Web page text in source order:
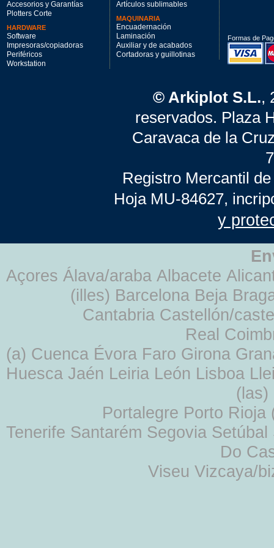
Accesorios y Garantías
Plotters Corte
HARDWARE
Software
Impresoras/copiadoras
Periféricos
Workstation
Artículos sublimables
MAQUINARIA
Encuadernación
Laminación
Auxiliar y de acabados
Cortadoras y guillotinas
Formas de
© Arkiplot S.L.,
reservados. Plaza
Caravaca de la
Registro Mercantil
Hoja MU-84627,
y
Açores Álava/araba Albacete
(illes) Barcelona Beja
Cantabria Castellón/
Real
(a) Cuenca Évora Faro Girona
Huesca Jaén Leiria León Lisboa
Portalegre Porto
Tenerife Santarém Segovia
Do
Viseu Vizcaya/